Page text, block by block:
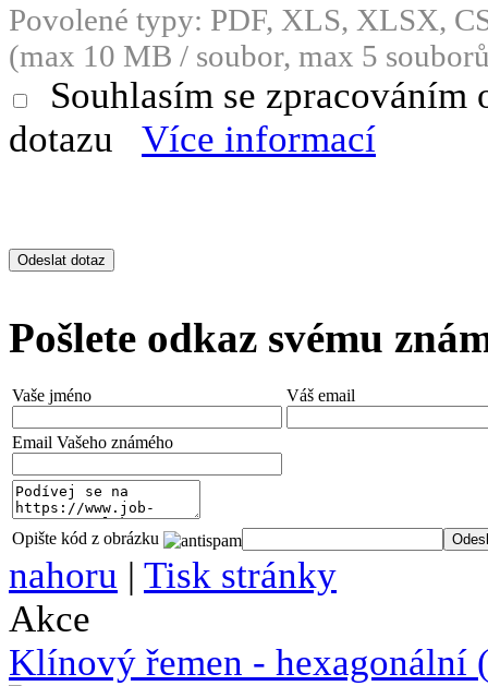
Povolené typy: PDF, XLS, XLSX,
(max 10 MB / soubor, max 5
Souhlasím se
dotazu
Více informací
Pošlete odkaz svému
Vaše jméno Váš email
Email Vašeho známého
Opište kód z obrázku
nahoru | Tisk stránky
Akce
Klínový řemen -